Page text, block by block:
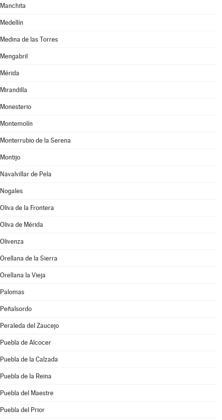
Manchita
Medellín
Medina de las Torres
Mengabril
Mérida
Mirandilla
Monesterio
Montemolín
Monterrubio de la Serena
Montijo
Navalvillar de Pela
Nogales
Oliva de la Frontera
Oliva de Mérida
Olivenza
Orellana de la Sierra
Orellana la Vieja
Palomas
Peñalsordo
Peraleda del Zaucejo
Puebla de Alcocer
Puebla de la Calzada
Puebla de la Reina
Puebla del Maestre
Puebla del Prior